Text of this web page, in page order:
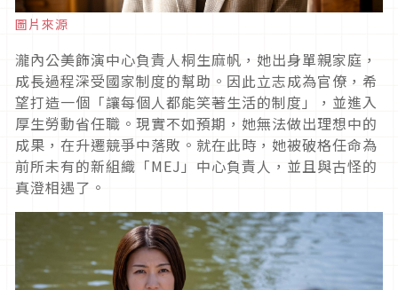
圖片來源
瀧內公美飾演中心負責人桐生麻帆，她出身單親家庭，
成長過程深受國家制度的幫助。因此立志成為官僚，希
望打造一個「讓每個人都能笑著生活的制度」，並進入
厚生勞動省任職。現實不如預期，她無法做出理想中的
成果，在升遷競爭中落敗。就在此時，她被破格任命為
前所未有的新組織「MEJ 」中心負責人，並且與古怪的
真澄相遇了。